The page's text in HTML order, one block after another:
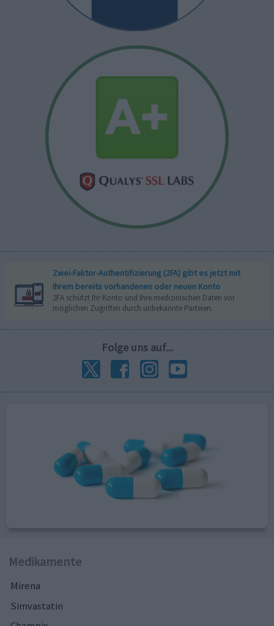
Zwei-Faktor-Authentifizierung (2FA) gibt es jetzt mit
Ihrem bereits vorhandenen oder neuen Konto
2FA schützt Ihr Konto und Ihre medizinischen Daten vor
möglichen Zugriffen durch unbekannte Parteien.
Folge uns auf...
Medikamente
Mirena
Simvastatin